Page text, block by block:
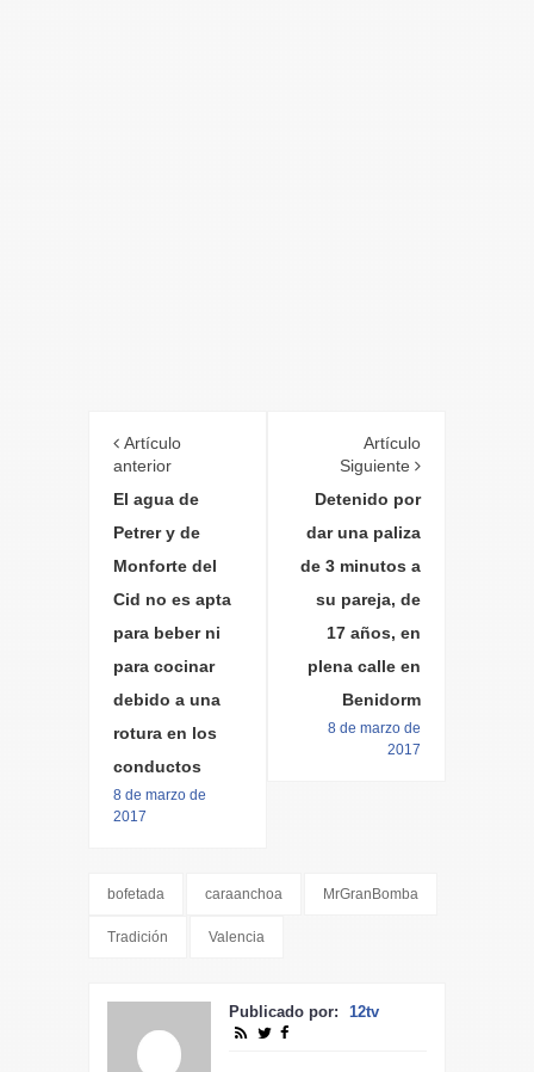
Artículo
anterior
El agua de
Petrer y de
Monforte del
Cid no es apta
para beber ni
para cocinar
debido a una
rotura en los
conductos
8 de marzo de
2017
Artículo
Siguiente
Detenido por
dar una paliza
de 3 minutos a
su pareja, de
17 años, en
plena calle en
Benidorm
8 de marzo de
2017
bofetada caraanchoa MrGranBomba
Tradición Valencia
Publicado por: 12tv